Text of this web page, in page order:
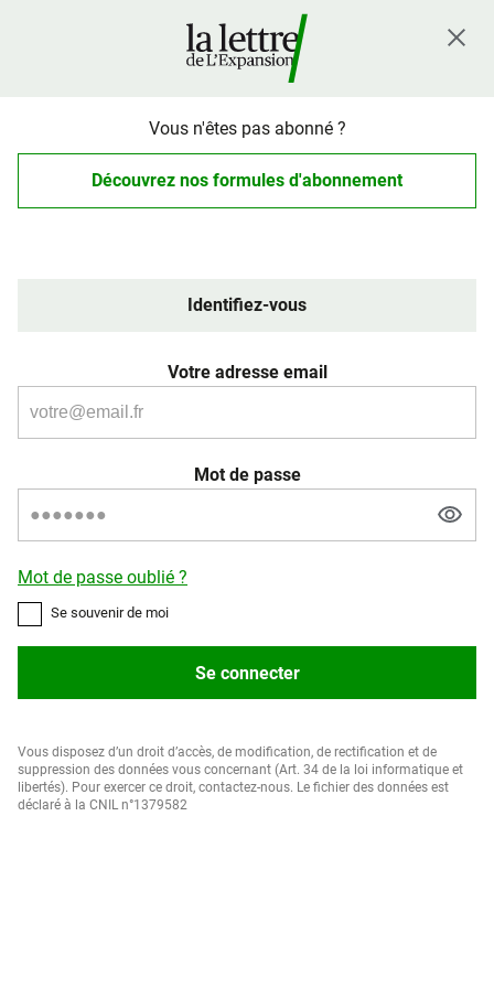
Vous n'êtes pas abonné ?
Découvrez nos formules d'abonnement
Identifiez-vous
Votre adresse email
Mot de passe
Mot de passe oublié ?
Se souvenir de moi
Se connecter
Vous disposez d’un droit d’accès, de modification, de rectification et de
suppression des données vous concernant (Art. 34 de la loi informatique et
libertés). Pour exercer ce droit, contactez-nous. Le fichier des données est
déclaré à la CNIL n°1379582